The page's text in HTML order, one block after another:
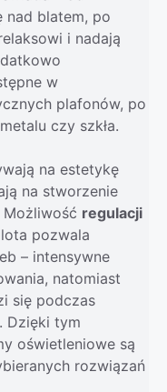
nad blatem, po
i nadają
w
plafonów, po
czy szkła.
na estetykę
na stworzenie
Możliwość regulacji
pozwala
– intensywne
natomiast
się podczas
Dzięki tym
oświetleniowe są
rozwiązań